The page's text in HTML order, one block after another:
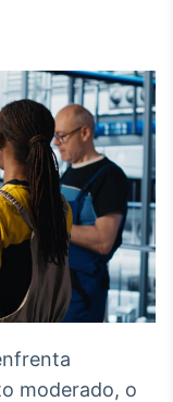
moderado, o